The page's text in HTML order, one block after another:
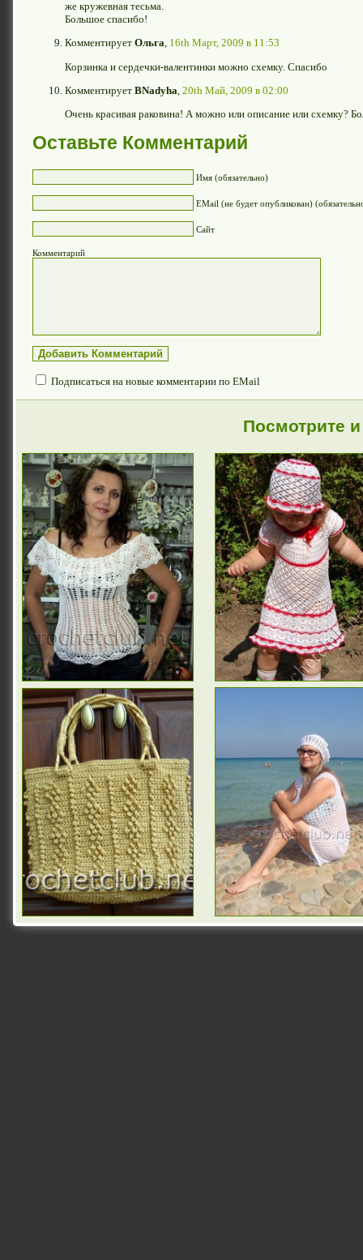
же кружевная тесьма.
Большое спасибо!
Комментирует Ольга, 16th Март, 2009 в 11:53
Корзинка и сердечки-валентинки можно схемку. Спасибо
Комментирует BNadyha 20th Май, 2009 в 02:00
Очень красивая раковина! А можно или описание или схемку?
Оставьте Комментарий
Имя (обязательно)
EMail (не будет опубликован)
Сайт
Комментарий
Подписаться на новые комментарии по EMail
Посмотрите